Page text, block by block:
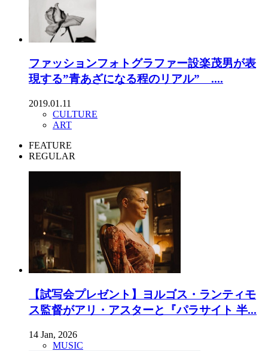
ファッションフォトグラファー設楽茂男が表
現する”青あざになる程のリアル” ....
2019.01.11
CULTURE
ART
FEATURE
REGULAR
【試写会プレゼント】ヨルゴス・ランティモ
ス監督がアリ・アスターと『パラサイト 半...
14 Jan, 2026
MUSIC